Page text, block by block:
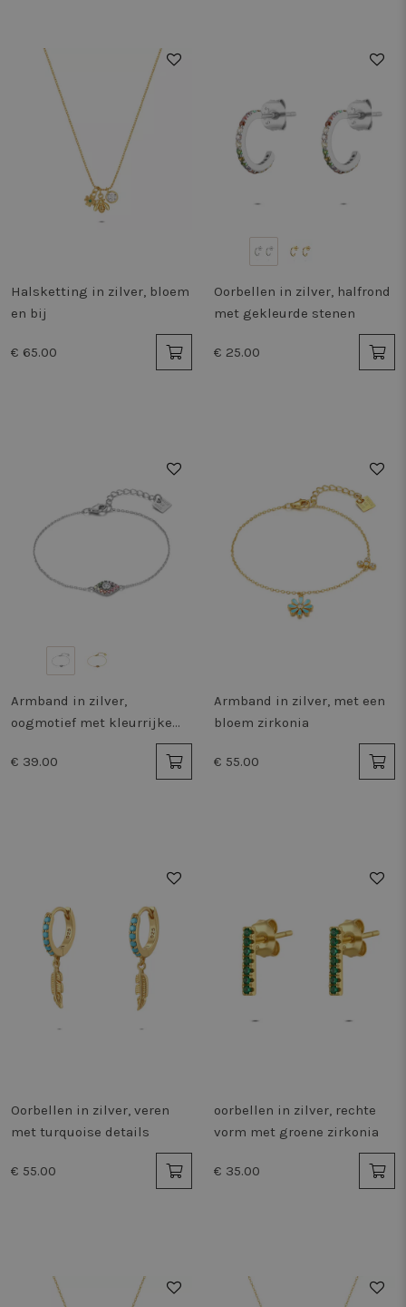
Halsketting in zilver, bloem
en bij
€ 65.00
Oorbellen in zilver, halfrond
met gekleurde stenen
€ 25.00
Armband in zilver,
oogmotief met kleurrijke
€ 39.00
Armband in zilver, met een
bloem zirkonia
€ 55.00
Oorbellen in zilver, veren
met turquoise details
€ 55.00
oorbellen in zilver, rechte
vorm met groene zirkonia
€ 35.00